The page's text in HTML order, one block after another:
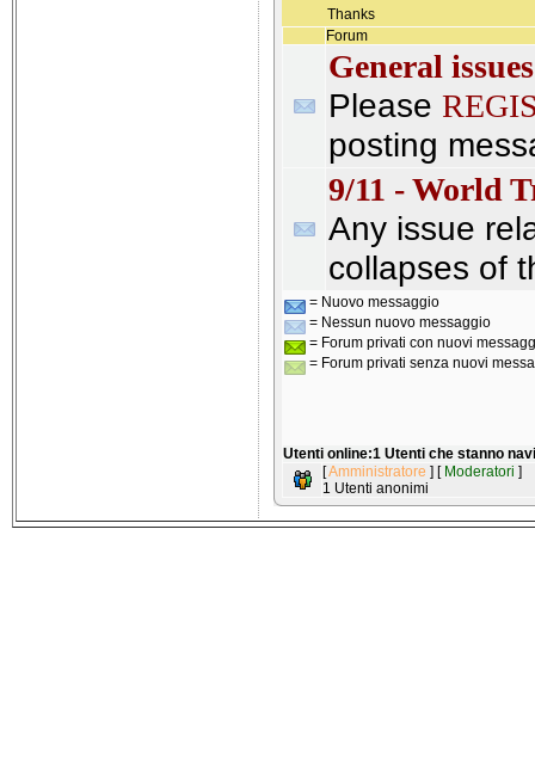
Thanks
Forum
General issues
Please
posting
9/11 - World
Any issue
collapses of
= Nuovo messaggio
= Nessun nuovo messaggio
= Forum privati con nuovi
= Forum privati senza nuovi
Utenti online:1 Utenti che stanno
[Amministratore ] [ Moderatori ]
1 Utenti anonimi